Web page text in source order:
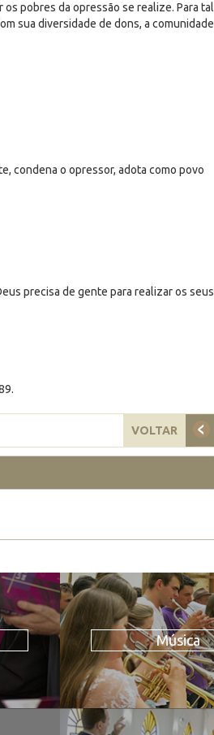
pobres da opressão se realize. Para tal
sua diversidade de dons, a comunidade
condena o opressor, adota como povo
precisa de gente para realizar os seus
VOLTAR
Música